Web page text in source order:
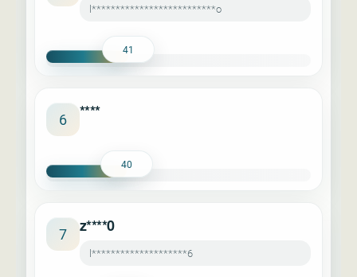
l**************************o
41
6 ****
40
7 z****0
l********************6